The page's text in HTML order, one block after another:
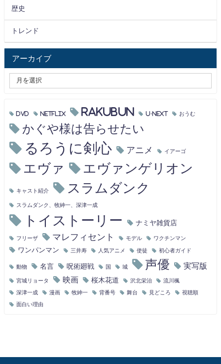
歴史
トレンド
アーカイブ
DVD Netflix RAKUBUN U-NEXT おうむ
かぐや様は告らせたい
るろうに剣心 アニメ イアーゴ
エヴァ エヴァンゲリオン
キャスト紹介 スラムダンク
スラムダンク、牧紳一、深津一成
トイストーリー ナミヤ雑貨店
フリーザ マレフィセント モデル ワクチンマン
ワンパンマン 三井寿 人気アニメ 使徒 初心者ガイド
動物 名言 呪術廻戦 国 城 声優 実写版
宮城リョータ 映画 桜木花道 沢北栄治 流川楓
深津一成 漫画 牧紳一 背番号 舞台 見どころ 視聴順
面白い理由